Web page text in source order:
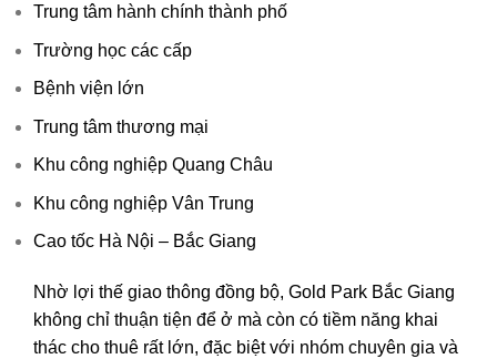
Trung tâm hành chính thành phố
Trường học các cấp
Bệnh viện lớn
Trung tâm thương mại
Khu công nghiệp Quang Châu
Khu công nghiệp Vân Trung
Cao tốc Hà Nội – Bắc Giang
Nhờ lợi thế giao thông đồng bộ, Gold Park Bắc Giang
không chỉ thuận tiện để ở mà còn có tiềm năng khai
thác cho thuê rất lớn, đặc biệt với nhóm chuyên gia và